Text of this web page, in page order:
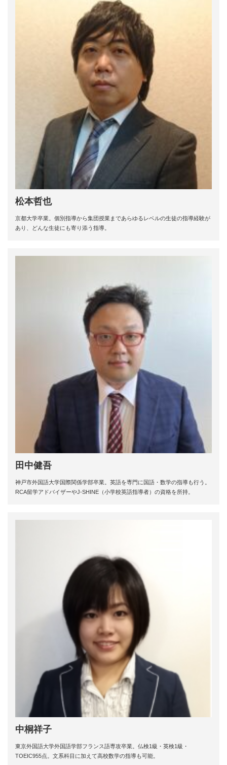
松本哲也
京都大学卒業。個別指導から集団授業まであらゆるレベルの生徒の指導経験が
あり、どんな生徒にも寄り添う指導。
田中健吾
神戸市外国語大学国際関係学部卒業。英語を専門に国語・数学の指導も行う。
RCA留学アドバイザーやJ-SHINE（小学校英語指導者）の資格を所持。
中桐祥子
東京外国語大学外国語学部フランス語専攻卒業。仏検1級・英検1級・
TOEIC955点。文系科目に加えて高校数学の指導も可能。